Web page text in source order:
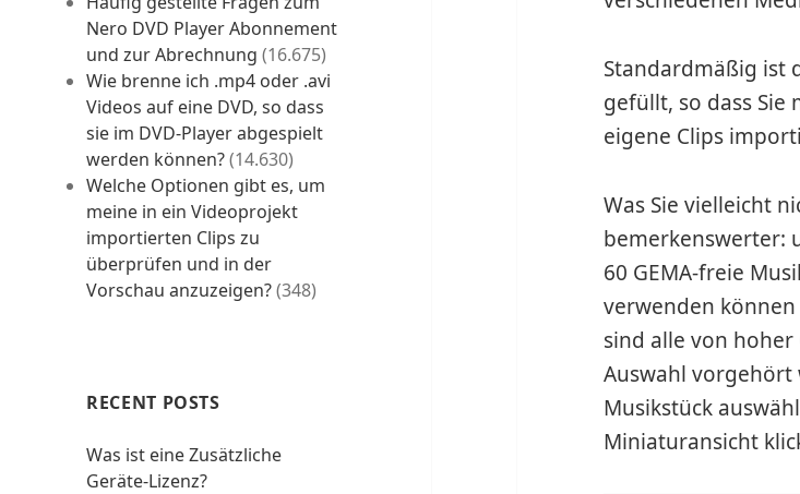
Nero DVD Player Abonnement
und zur Abrechnung (16.675)
Wie brenne ich .mp4 oder .avi
Videos auf eine DVD, so dass
sie im DVD-Player abgespielt
werden können?(14.630)
Welche Optionen gibt es, um
meine in ein Videoprojekt
importierten Clips zu
überprüfen und in der
Vorschau anzuzeigen?(348)
RECENT POSTS
Was ist eine Zusätzliche
Geräte-Lizenz?
Standardmäßig ist
gefüllt, so dass
eigene Clips
Was Sie vielleicht
bemerkenswerter:
60 GEMA-freie
verwenden können
sind alle von
Auswahl vorgehört
Musikstück
Miniaturansicht